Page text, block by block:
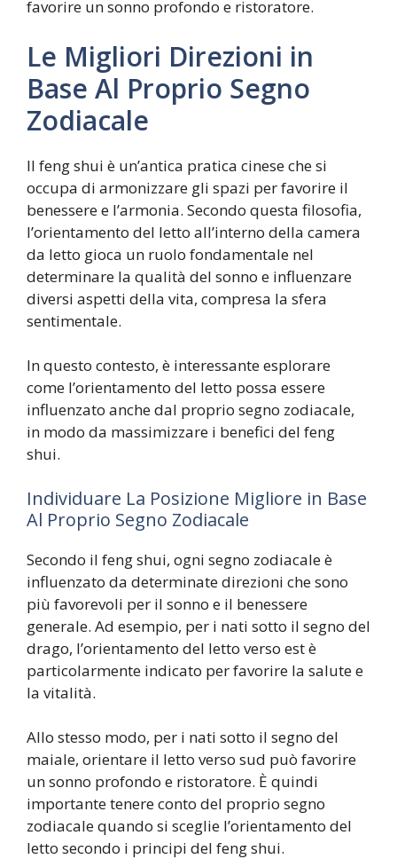
favorire un sonno profondo e ristoratore.
Le Migliori Direzioni in
Base Al Proprio Segno
Zodiacale
Il feng shui è un’antica pratica cinese che si
occupa di armonizzare gli spazi per favorire il
benessere e l’armonia. Secondo questa filosofia,
l’orientamento del letto all’interno della camera
da letto gioca un ruolo fondamentale nel
determinare la qualità del sonno e influenzare
diversi aspetti della vita, compresa la sfera
sentimentale.
In questo contesto, è interessante esplorare
come l’orientamento del letto possa essere
influenzato anche dal proprio segno zodiacale,
in modo da massimizzare i benefici del feng
shui.
Individuare La Posizione Migliore in Base
Al Proprio Segno Zodiacale
Secondo il feng shui, ogni segno zodiacale è
influenzato da determinate direzioni che sono
più favorevoli per il sonno e il benessere
generale. Ad esempio, per i nati sotto il segno del
drago, l’orientamento del letto verso est è
particolarmente indicato per favorire la salute e
la vitalità.
Allo stesso modo, per i nati sotto il segno del
maiale, orientare il letto verso sud può favorire
un sonno profondo e ristoratore. È quindi
importante tenere conto del proprio segno
zodiacale quando si sceglie l’orientamento del
letto secondo i principi del feng shui.